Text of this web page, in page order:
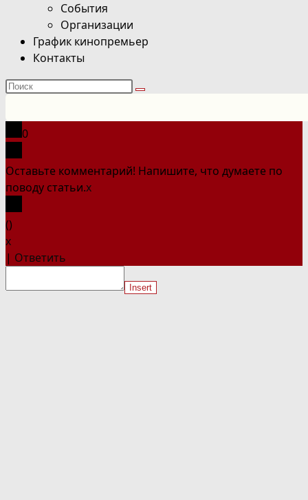
События
Организации
График кинопремьер
Контакты
Поиск
сайте
0
Оставьте комментарий! Напишите, что думаете по
поводу статьи.x
()
x
| Ответить
Insert